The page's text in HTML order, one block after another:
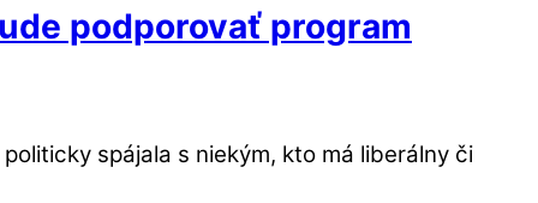
podporovať program
spájala s niekým, kto má liberálny či